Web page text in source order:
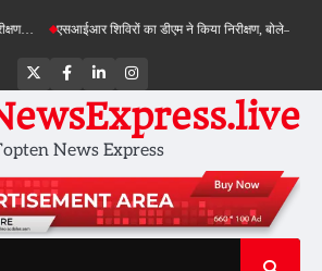
एसआईआर शिविरों का डीएम ने किया निरीक्षण, बोले—कोई पात्र
TwitterFacebookLinkedInInstagram
News Express